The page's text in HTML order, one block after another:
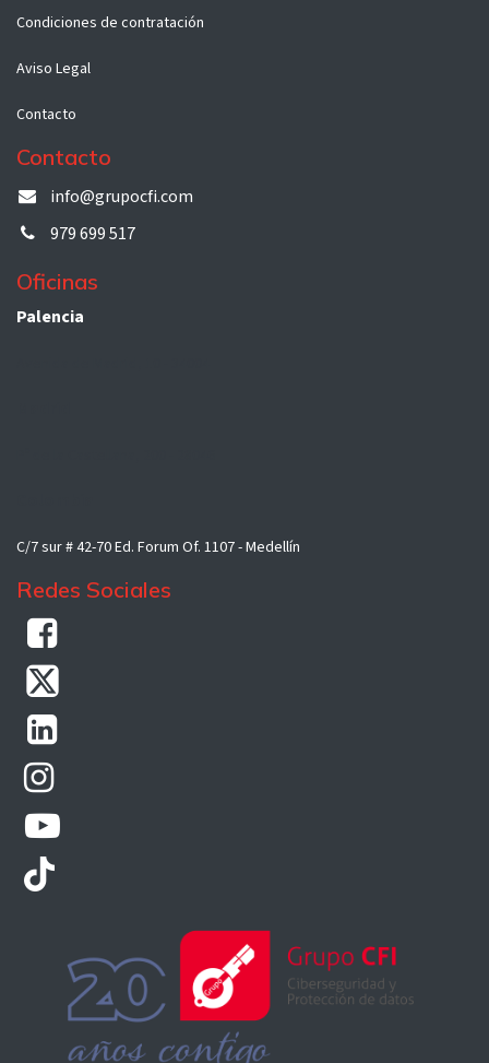
Condiciones de contratación
Aviso Legal
Contacto
Contacto
info@grupocfi.com
979 699 517
Oficinas
Palencia
C/7 sur # 42-70 Ed. Forum Of. 1107 - Medellín
Redes Sociales